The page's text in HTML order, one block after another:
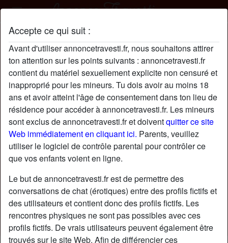
Accepte ce qui suit :
Avant d'utiliser annoncetravesti.fr, nous souhaitons attirer
ton attention sur les points suivants : annoncetravesti.fr
contient du matériel sexuellement explicite non censuré et
inapproprié pour les mineurs. Tu dois avoir au moins 18
ans et avoir atteint l'âge de consentement dans ton lieu de
résidence pour accéder à annoncetravesti.fr. Les mineurs
sont exclus de annoncetravesti.fr et doiventquitter ce site
Web immédiatement en cliquant ici. Parents, veuillez
utiliser le logiciel de contrôle parental pour contrôler ce
que vos enfants voient en ligne.
Le but de annoncetravesti.fr est de permettre des
conversations de chat (érotiques) entre des profils fictifs et
des utilisateurs et contient donc des profils fictifs. Les
rencontres physiques ne sont pas possibles avec ces
profils fictifs. De vrais utilisateurs peuvent également être
trouvés sur le site Web. Afin de différencier ces
LaurineLeSueur profil
starAjouter chatDiscuter !